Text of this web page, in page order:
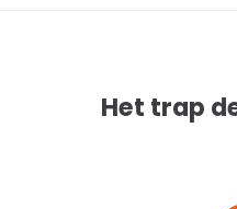
Het trap